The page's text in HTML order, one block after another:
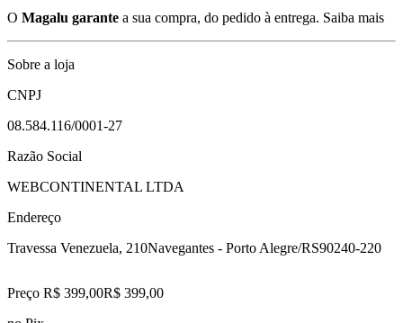
O Magalu garante a sua compra, do pedido à entrega. Saiba mais
Sobre a loja
CNPJ
08.584.116/0001-27
Razão Social
WEBCONTINENTAL LTDA
Endereço
Travessa Venezuela, 210Navegantes - Porto Alegre/RS90240-220
Preço R$ 399,00R$ 399,00